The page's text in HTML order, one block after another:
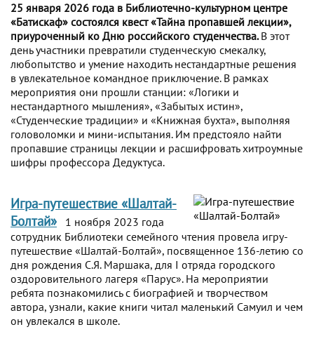
25 января 2026 года в Библиотечно-культурном центре
«Батискаф» состоялся квест «Тайна пропавшей лекции»,
приуроченный ко Дню российского студенчества.В этот
день участники превратили студенческую смекалку,
любопытство и умение находить нестандартные решения
в увлекательное командное приключение. В рамках
мероприятия они прошли станции: «Логики и
нестандартного мышления», «Забытых истин»,
«Студенческие традиции» и «Книжная бухта», выполняя
головоломки и мини-испытания. Им предстояло найти
пропавшие страницы лекции и расшифровать хитроумные
шифры профессора Дедуктуса.
Игра-путешествие «Шалтай-
Болтай»
1 ноября 2023 года
сотрудник Библиотеки семейного чтения провела игру-
путешествие «Шалтай-Болтай», посвященное 136-летию со
дня рождения С.Я. Маршака, для I отряда городского
оздоровительного лагеря «Парус». На мероприятии
ребята познакомились с биографией и творчеством
автора, узнали, какие книги читал маленький Самуил и чем
он увлекался в школе.